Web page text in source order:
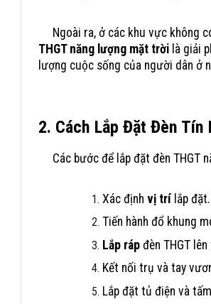
Ngoài ra, ở các khu vực không
THGT năng lượng mặt trời là giải
lượng cuộc sống của người dân ở
2. Cách Lắp Đặt Đèn Tín
Các bước để lắp đặt đèn THGT
Xác định vị trílắp đặt.
Tiến hành đổ khung
Lắp rápđèn THGT
Kết nối trụ và tay
Lắp đặt tủ điện và